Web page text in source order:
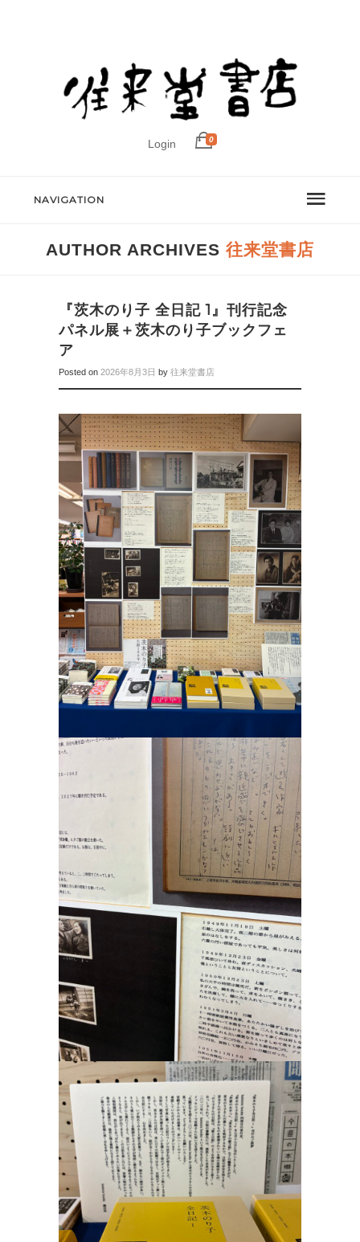
Login 0
NAVIGATION
AUTHOR ARCHIVES 往来堂書店
『茨木のり子 全日記 1』刊行記念
パネル展＋茨木のり子ブックフェ
ア
Posted on 2026年8月3日 by 往来堂書店